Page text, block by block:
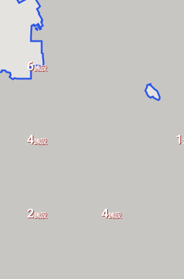
6施設
2施設 4施設
4施設 1